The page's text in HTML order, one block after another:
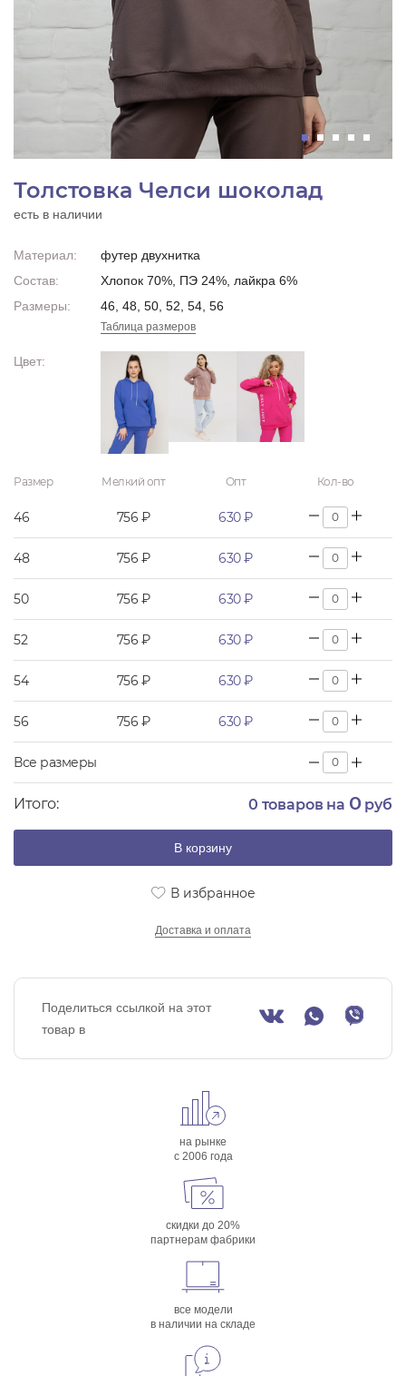
Толстовка Челси шоколад
есть в наличии
Материал:
футер двухнитка
Состав:
Хлопок 70%, ПЭ 24%, лайкра 6%
Размеры:
46, 48, 50, 52, 54, 56
Таблица размеров
Цвет:
Размер Мелкий опт Опт Кол-во
46 756 ₽ 630 ₽
48 756 ₽ 630 ₽
50 756 ₽ 630 ₽
52 756 ₽ 630 ₽
54 756 ₽ 630 ₽
56 756 ₽ 630 ₽
Все размеры
Итого: 0 товаров на 0руб
В корзину
В избранное
Доставка и оплата
Поделиться ссылкой на этот
товар в
на рынке
с 2006 года
скидки до 20%
партнерам фабрики
все модели
в наличии на складе